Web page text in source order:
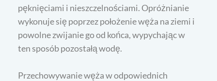
pęknięciami i nieszczelnościami. Opróżnianie
wykonuje się poprzez położenie węża na ziemi i
powolne zwijanie go od końca, wypychając w
ten sposób pozostałą wodę.
Przechowywanie węża w odpowiednich